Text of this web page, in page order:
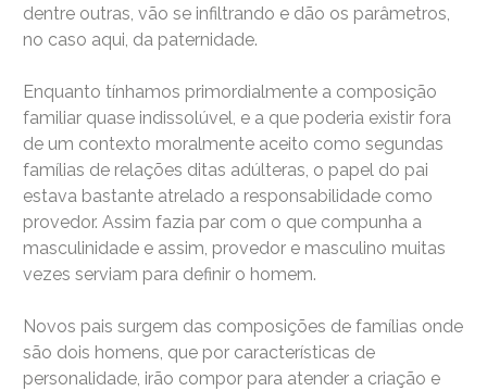
dentre outras, vão se infiltrando e dão os parâmetros,
no caso aqui, da paternidade.
Enquanto tínhamos primordialmente a composição
familiar quase indissolúvel, e a que poderia existir fora
de um contexto moralmente aceito como segundas
famílias de relações ditas adúlteras, o papel do pai
estava bastante atrelado a responsabilidade como
provedor. Assim fazia par com o que compunha a
masculinidade e assim, provedor e masculino muitas
vezes serviam para definir o homem.
Novos pais surgem das composições de famílias onde
são dois homens, que por características de
personalidade, irão compor para atender a criação e